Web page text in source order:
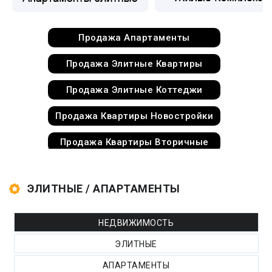
Продажа Апартаменты
Продажа Элитные Квартиры
Продажа Элитные Коттеджи
Продажа Квартиры Новостройки
Продажа Квартиры Вторичные
Продажа Квартиры Студии
Продажа Пентхаусы
Продажа Дома
ЭЛИТНЫЕ / АПАРТАМЕНТЫ
НЕДВИЖИМОСТЬ
ЭЛИТНЫЕ
АПАРТАМЕНТЫ